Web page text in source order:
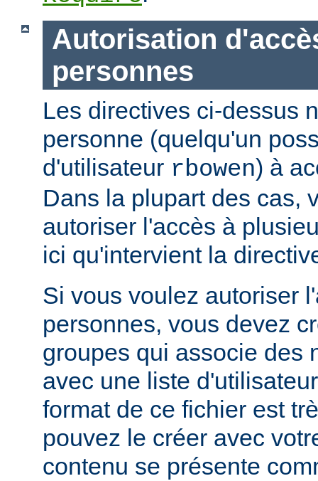
Autorisation
personnes
Les directives ci-dessus
personne (quelqu'un
d'utilisateur rbowen) à
Dans la plupart des cas,
autoriser l'accès à
ici qu'intervient la
Si vous voulez autoriser
personnes, vous devez
groupes qui associe des
avec une liste
format de ce fichier est
pouvez le créer avec
contenu se présente